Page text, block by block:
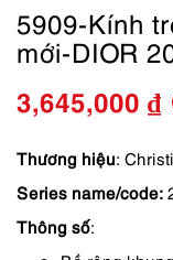
5909-Kính
mới-DIOR
3,645,000 ₫
Thương hiệu:
Series name/code:
Thông số: